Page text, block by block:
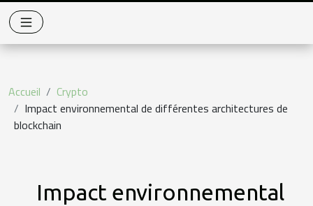
Accueil
Crypto
Impact environnemental de différentes architectures de
blockchain
Impact environnemental